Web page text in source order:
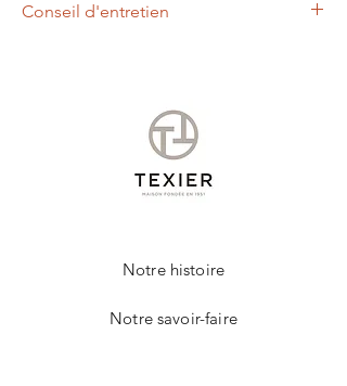
Conseil d'entretien
Notre histoire
Notre savoir-faire